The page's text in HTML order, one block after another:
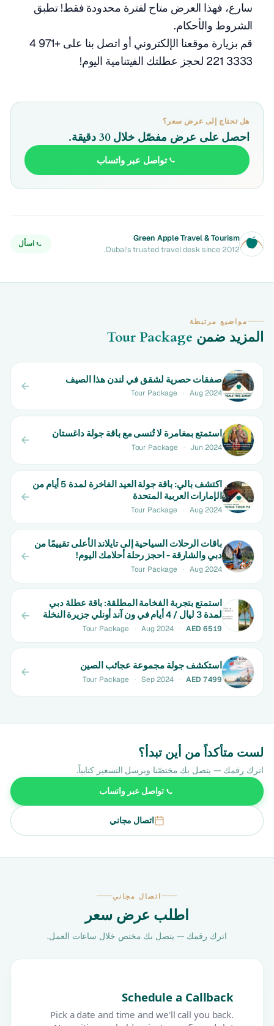
سارع، فهذا العرض متاح لفترة محدودة فقط! تطبق
الشروط والأحكام.
قم بزيارة موقعنا الإلكتروني أو اتصل بنا على +971 4
3333 221 لحجز عطلتك الفيتنامية اليوم!
هل تحتاج إلى عرض سعر؟
احصل على عرض مفصّل خلال 30 دقيقة.
تواصل عبر واتساب
Green Apple Travel & Tourism
Dubai's trusted travel desk since 2012.
اسأل
مواضيع مرتبطة
المزيد ضمن Tour Package
صفقات حصرية لشقق في لندن هذا الصيف
Tour Package · Aug 2024
استمتع بمغامرة لا تُنسى مع باقة جولة داغستان
Tour Package · Jun 2024
اكتشف بالي: باقة جولة العيد الفاخرة لمدة 5 أيام من
الإمارات العربية المتحدة
Tour Package · Aug 2024
باقات الرحلات السياحية إلى تايلاند الأعلى تقييمًا من
دبي والشارقة - احجز رحلة أحلامك اليوم!
Tour Package · Aug 2024
استمتع بتجربة الفخامة المطلقة: باقة عطلة دبي
لمدة 3 ليال / 4 أيام في ون آند أونلي جزيرة النخلة
Tour Package · Aug 2024 · AED 6519
استكشف جولة مجموعة عجائب الصين
Tour Package · Sep 2024 · AED 7499
لست متأكداً من أين تبدأ؟
اترك رقمك — يتصل بك مختصّنا ويرسل التسعير كتابياً.
تواصل عبر واتساب
اتصال مجاني
اتصال مجاني
اطلب عرض سعر
اترك رقمك — يتصل بك مختص خلال ساعات العمل.
Schedule a Callback
Pick a date and time and we'll call you back.